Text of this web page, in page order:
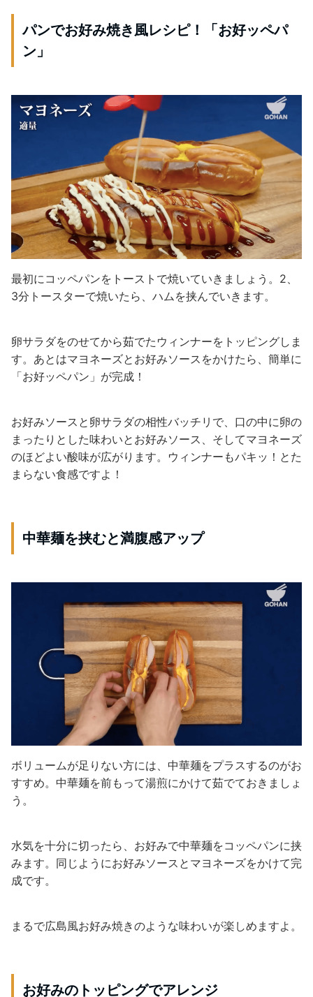
パンでお好み焼き風レシピ！「お好ッペパ
ン」
最初にコッペパンをトーストで焼いていきましょう。2、
3分トースターで焼いたら、ハムを挟んでいきます。
卵サラダをのせてから茹でたウィンナーをトッピングしま
す。あとはマヨネーズとお好みソースをかけたら、簡単に
「お好ッペパン」が完成！
お好みソースと卵サラダの相性バッチリで、口の中に卵の
まったりとした味わいとお好みソース、そしてマヨネーズ
のほどよい酸味が広がります。ウィンナーもパキッ！とた
まらない食感ですよ！
中華麺を挟むと満腹感アップ
ボリュームが足りない方には、中華麺をプラスするのがお
すすめ。中華麺を前もって湯煎にかけて茹でておきましょ
う。
水気を十分に切ったら、お好みで中華麺をコッペパンに挟
みます。同じようにお好みソースとマヨネーズをかけて完
成です。
まるで広島風お好み焼きのような味わいが楽しめますよ。
お好みのトッピングでアレンジ